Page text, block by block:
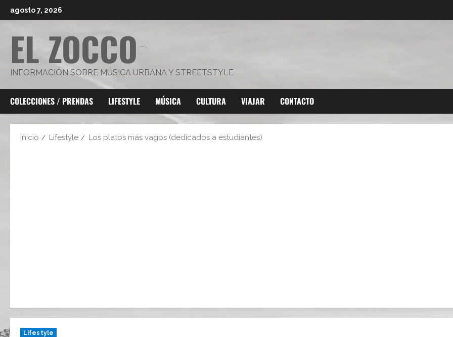
al
agosto 7, 2026
EL ZOCCO
INFORMACIÓN SOBRE MÚSICA URBANA Y STREETSTYLE
COLECCIONES / PRENDAS LIFESTYLE MÚSICA CULTURA VIAJAR CONTACTO
Inicio Lifestyle Los platos más vagos (dedicados a estudiantes)
Lifestyle